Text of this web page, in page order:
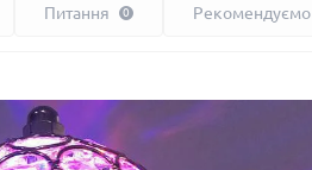
Питання 0 Рекомендуємо